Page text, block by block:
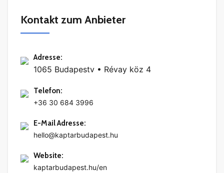
Kontakt zum Anbieter
Adresse:
1065 Budapestv • Révay köz 4
Telefon:
+36 30 684 3996
E-Mail Adresse:
hello@kaptarbudapest.hu
Website:
kaptarbudapest.hu/en